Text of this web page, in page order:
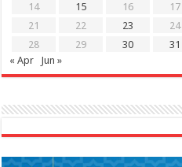
14
15 16 17
21
22 23 24
28
29 30
31
« Apr
Jun »